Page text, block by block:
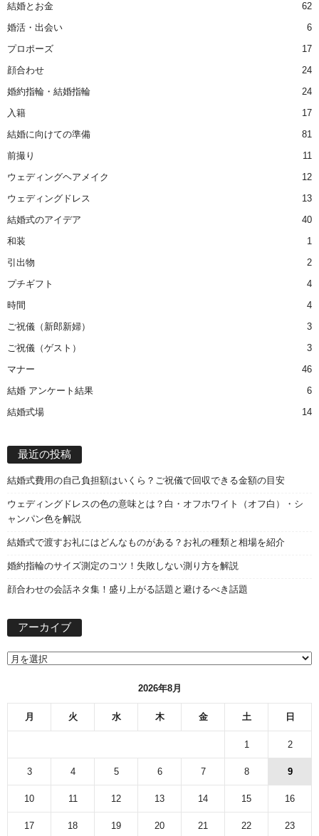
結婚とお金
62
婚活・出会い
6
プロポーズ
17
顔合わせ
24
婚約指輪・結婚指輪
24
入籍
17
結婚に向けての準備
81
前撮り
11
ウェディングヘアメイク
12
ウェディングドレス
13
結婚式のアイデア
40
和装
1
引出物
2
プチギフト
4
時間
4
ご祝儀（新郎新婦）
3
ご祝儀（ゲスト）
3
マナー
46
結婚 アンケート結果
6
結婚式場
14
最近の投稿
結婚式費用の自己負担額はいくら？ご祝儀で回収できる金額の目安
ウェディングドレスの色の意味とは？白・オフホワイト（オフ白）・シ
ャンパン色を解説
結婚式で渡すお礼にはどんなものがある？お礼の種類と相場を紹介
婚約指輪のサイズ測定のコツ！失敗しない測り方を解説
顔合わせの会話ネタ集！盛り上がる話題と避けるべき話題
アーカイブ
2026年8月
月 火 水 木 金 土 日
1 2
3 4 5 6 7 8 9
10 11 12 13 14 15 16
17 18 19 20 21 22 23